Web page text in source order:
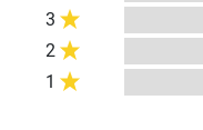
3
2
1